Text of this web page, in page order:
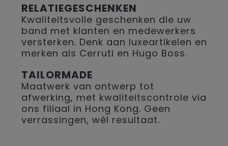
RELATIEGESCHENKEN
Kwaliteitsvolle geschenken die uw
band met klanten en medewerkers
versterken. Denk aan luxeartikelen en
merken als Cerruti en Hugo Boss.
TAILORMADE
Maatwerk van ontwerp tot
afwerking, met kwaliteitscontrole via
ons filiaal in Hong Kong. Geen
verrassingen, wél resultaat.